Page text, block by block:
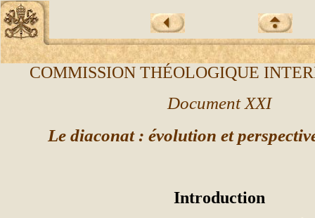
COMMISSION THÉOLOGIQUE
Document XXI
Le diaconat : évolution et
Introduction